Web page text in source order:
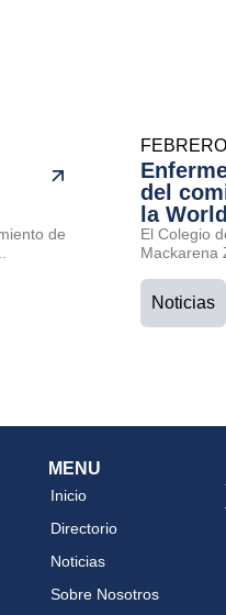
de
del
la
El Colegio
Mackarena
Noticias
MENU
Inicio
Directorio
Noticias
Sobre Nosotros